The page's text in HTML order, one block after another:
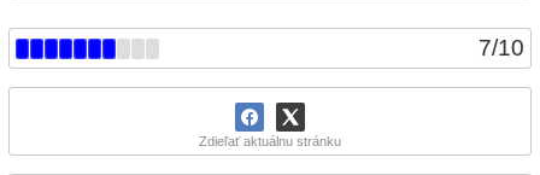
7/10
Zdieľať aktuálnu stránku